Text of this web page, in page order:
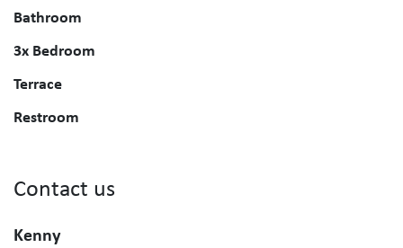
Bathroom
3x Bedroom
Terrace
Restroom
Contact us
Kenny